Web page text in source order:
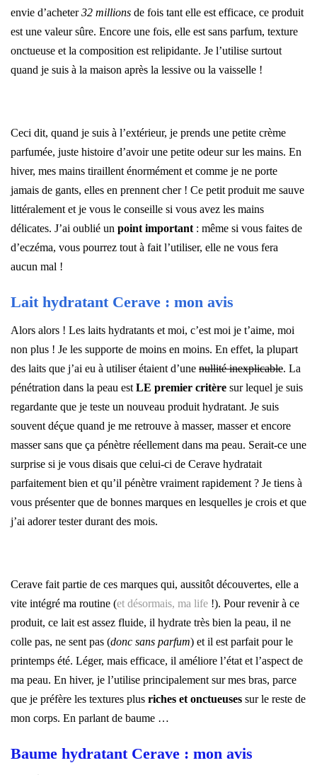
envie d’acheter32 millions de fois tant elle est efficace, ce produit
est une valeur sûre. Encore une fois, elle est sans parfum, texture
onctueuse et la composition est relipidante. Je l’utilise surtout
quand je suis à la maison après la lessive ou la vaisselle !
Ceci dit, quand je suis à l’extérieur, je prends une petite crème
parfumée, juste histoire d’avoir une petite odeur sur les mains. En
hiver, mes mains tiraillent énormément et comme je ne porte
jamais de gants, elles en prennent cher ! Ce petit produit me sauve
littéralement et je vous le conseille si vous avez les mains
délicates. J’ai oublié un point important : même si vous faites de
d’eczéma, vous pourrez tout à fait l’utiliser, elle ne vous fera
aucun mal !
Lait hydratant Cerave : mon avis
Alors alors ! Les laits hydratants et moi, c’est moi je t’aime, moi
non plus ! Je les supporte de moins en moins. En effet, la plupart
des laits que j’ai eu à utiliser étaient d’une nullité inexplicable. La
pénétration dans la peau est LE premier critère sur lequel je suis
regardante que je teste un nouveau produit hydratant. Je suis
souvent déçue quand je me retrouve à masser, masser et encore
masser sans que ça pénètre réellement dans ma peau. Serait-ce une
surprise si je vous disais que celui-ci de Cerave hydratait
parfaitement bien et qu’il pénètre vraiment rapidement ? Je tiens à
vous présenter que de bonnes marques en lesquelles je crois et que
j’ai adorer tester durant des mois.
Cerave fait partie de ces marques qui, aussitôt découvertes, elle a
vite intégré ma routine (et désormais, ma life !). Pour revenir à ce
produit, ce lait est assez fluide, il hydrate très bien la peau, il ne
colle pas, ne sent pas (donc sans parfum) et il est parfait pour le
printemps été. Léger, mais efficace, il améliore l’état et l’aspect de
ma peau. En hiver, je l’utilise principalement sur mes bras, parce
que je préfère les textures plus riches et onctueuses sur le reste de
mon corps. En parlant de baume …
Baume hydratant Cerave : mon avis